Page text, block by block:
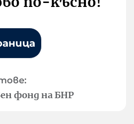
фонд на БНР